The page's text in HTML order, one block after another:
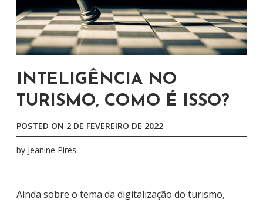
INTELIGÊNCIA NO
TURISMO, COMO É ISSO?
POSTED ON 2 DE FEVEREIRO DE 2022
by Jeanine Pires
Ainda sobre o tema da digitalização do turismo,